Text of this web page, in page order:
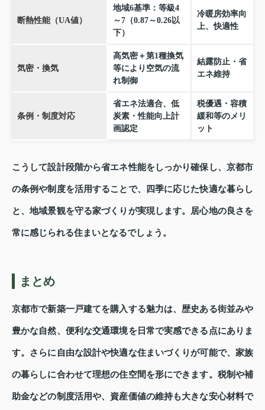
断熱性能（UA値）
地域6基準：等級4
～7（0.87～0.26以
下）
冷暖房効率向
上、快適性
気密・換気
高気密＋第1種換気
等により空気の流
れ制御
結露防止・省
エネ維持
条例・制度対応
省エネ法適合、低
炭素・性能向上計
画認定
税優遇・容積
緩和等のメリ
ット
こうして設計段階から省エネ性能をしっかり確保し、京都市
の条例や制度を活用することで、四季に応じた快適な暮らし
と、地域景観を守る家づくりが実現します。居心地の良さを
常に感じられる住まいとなるでしょう。
まとめ
京都市で新築一戸建てを購入する魅力は、歴史ある街並みや
豊かな自然、便利な交通環境を日常で実感できる点にありま
す。さらに自由な設計や快適な住まいづくりが可能で、家族
の暮らしに合わせて理想の住空間を形にできます。税制や補
助金などの制度活用や、資産価値の維持も大きな安心材料で